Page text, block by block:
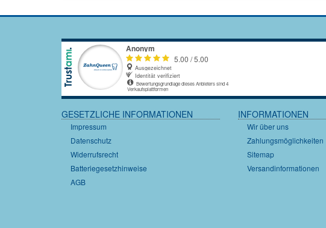
GESETZLICHE INFORMATIONEN
Impressum
Datenschutz
Widerrufsrecht
Batteriegesetzhinweise
AGB
INFORMATIONEN
Wir über uns
Zahlungsmöglichkeiten
Sitemap
Versandinformationen